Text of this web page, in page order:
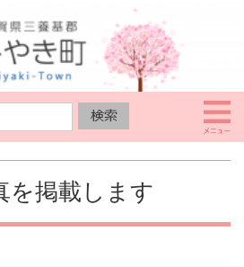
を掲載します